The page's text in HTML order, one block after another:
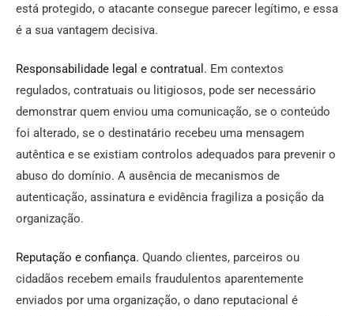
está protegido, o atacante consegue parecer legítimo, e essa
é a sua vantagem decisiva.
Responsabilidade legal e contratual. Em contextos
regulados, contratuais ou litigiosos, pode ser necessário
demonstrar quem enviou uma comunicação, se o conteúdo
foi alterado, se o destinatário recebeu uma mensagem
autêntica e se existiam controlos adequados para prevenir o
abuso do domínio. A ausência de mecanismos de
autenticação, assinatura e evidência fragiliza a posição da
organização.
Reputação e confiança. Quando clientes, parceiros ou
cidadãos recebem emails fraudulentos aparentemente
enviados por uma organização, o dano reputacional é